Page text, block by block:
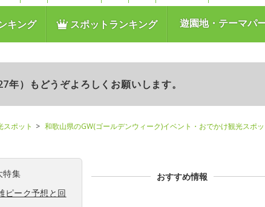
キング スポットランキング 遊園地・テーマパ
）もどうぞよろしくお願いします。
スポット
和歌山県のGW(ゴールデンウィーク)イベント・おでかけ観光スポッ
特集
ピーク予想と回
おすすめ情報